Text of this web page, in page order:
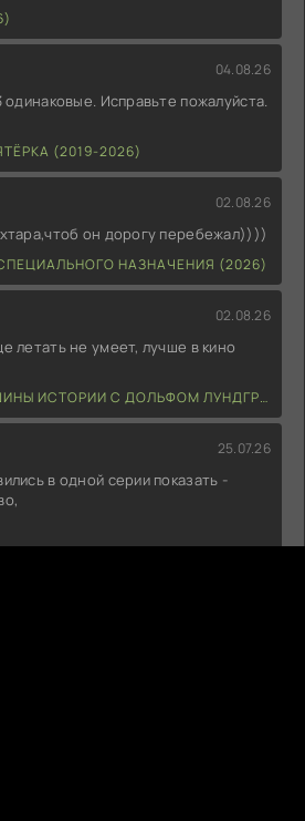
04.08.26
одинаковые. Исправьте пожалуйста.
(2019-2026)
02.08.26
он дорогу перебежал))))
НАЗНАЧЕНИЯ (2026)
02.08.26
летать не умеет, лучше в кино
С ДОЛЬФОМ ЛУНДГРЕНОМ (2026)
25.07.26
в одной серии показать -